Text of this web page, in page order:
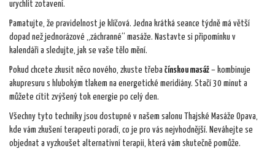
urychlit zotavení.
Pamatujte, že pravidelnost je klíčová. Jedna krátká seance týdně má větší
dopad než jednorázové „záchranné“ masáže. Nastavte si připomínku v
kalendáři a sledujte, jak se vaše tělo mění.
Pokud chcete zkusit něco nového, zkuste třeba čínskou masáž – kombinuje
akupresuru s hlubokým tlakem na energetické meridiány. Stačí 30 minut a
můžete cítit zvýšený tok energie po celý den.
Všechny tyto techniky jsou dostupné v našem salonu Thajské Masáže Opava,
kde vám zkušení terapeuti poradí, co je pro vás nejvhodnější. Neváhejte se
objednat a vyzkoušet alternativní terapii, která vám skutečně pomůže.